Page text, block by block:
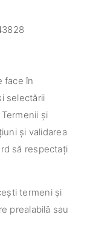
face în
selectării
și
și validarea
să respectați
termeni și
prealabilă sau